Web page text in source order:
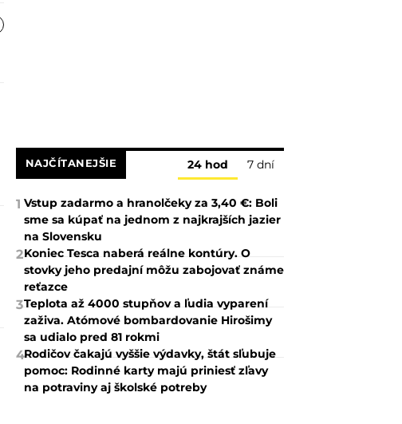
NAJČÍTANEJŠIE 24 hod 7 dní
1 Vstup zadarmo a hranolčeky za 3,40 €: Boli
sme sa kúpať na jednom z najkrajších jazier
na Slovensku
2Koniec Tesca naberá reálne kontúry. O
stovky jeho predajní môžu zabojovať známe
reťazce
3Teplota až 4000 stupňov a ľudia vyparení
zaživa. Atómové bombardovanie Hirošimy
sa udialo pred 81 rokmi
4Rodičov čakajú vyššie výdavky, štát sľubuje
pomoc: Rodinné karty majú priniesť zľavy
na potraviny aj školské potreby